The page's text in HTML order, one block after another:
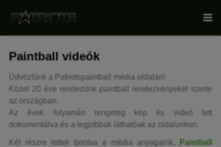
Paintball videók
Üdvözlünk a Patriotspaintball média oldalán!
Közel 20 éve rendezünk paintball rendezvényeket szerte
az országban.
Az évek folyamán rengeteg kép és videó lett
dokumentálva és a legjobbak láthatóak az oldalunkon.
Két részre lettek bontva a média anyagaink.
Paintball